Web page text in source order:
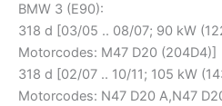
BMW 3 (E90):
318 d [03/05 .. 08/07; 90 kW
Motorcodes: M47 D20 (204D4)]
318 d [02/07 .. 10/11; 105 kW
Motorcodes: N47 D20 A,N47